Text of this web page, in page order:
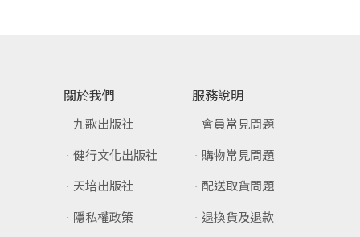
關於我們
九歌出版社
健行文化出版社
天培出版社
隱私權政策
服務說明
會員常見問題
購物常見問題
配送取貨問題
退換貨及退款